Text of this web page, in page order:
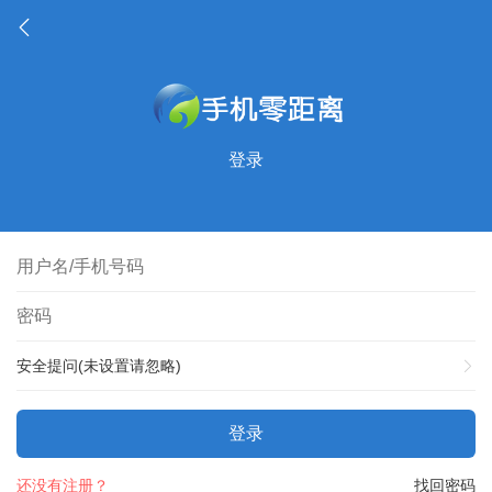
登录
安全提问(未设置请忽略)
登录
还没有注册？ 找回密码